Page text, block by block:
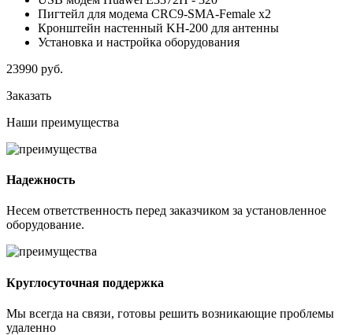
Пигтейл для модема CRC9-SMA-Female x2
Кронштейн настенный KH-200 для антенны
Установка и настройка оборудования
23990 руб.
Заказать
Наши преимущества
Надежность
Несем ответственность перед заказчиком за установленное
оборудование.
Круглосуточная поддержка
Мы всегда на связи, готовы решить возникающие проблемы
удаленно